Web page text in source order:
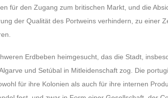
für den Zugang zum britischen Markt, und die
der Qualität des Portweins verhindern, zu einer
Erdbeben heimgesucht, das die Stadt,
und Setúbal in Mitleidenschaft zog. Die
für ihre Kolonien als auch für ihre internen